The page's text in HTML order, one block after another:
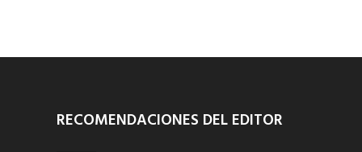
RECOMENDACIONES DEL EDITOR